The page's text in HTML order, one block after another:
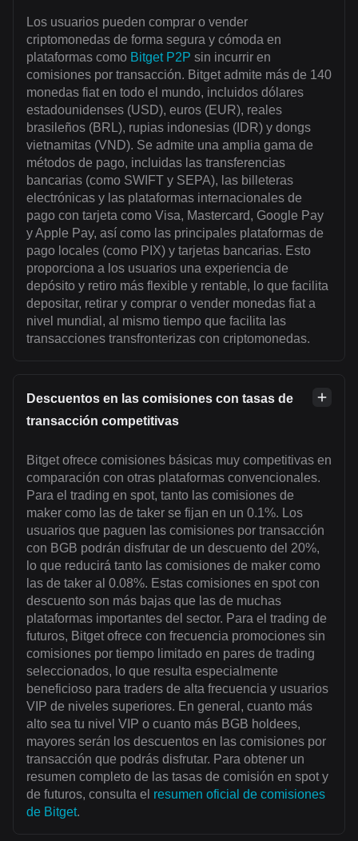
Los usuarios pueden comprar o vender
criptomonedas de forma segura y cómoda en
plataformas como Bitget P2P sin incurrir en
comisiones por transacción. Bitget admite más de 140
monedas fiat en todo el mundo, incluidos dólares
estadounidenses (USD), euros (EUR), reales
brasileños (BRL), rupias indonesias (IDR) y dongs
vietnamitas (VND). Se admite una amplia gama de
métodos de pago, incluidas las transferencias
bancarias (como SWIFT y SEPA), las billeteras
electrónicas y las plataformas internacionales de
pago con tarjeta como Visa, Mastercard, Google Pay
y Apple Pay, así como las principales plataformas de
pago locales (como PIX) y tarjetas bancarias. Esto
proporciona a los usuarios una experiencia de
depósito y retiro más flexible y rentable, lo que facilita
depositar, retirar y comprar o vender monedas fiat a
nivel mundial, al mismo tiempo que facilita las
transacciones transfronterizas con criptomonedas.
Descuentos en las comisiones con tasas de
transacción competitivas
Bitget ofrece comisiones básicas muy competitivas en
comparación con otras plataformas convencionales.
Para el trading en spot, tanto las comisiones de
maker como las de taker se fijan en un 0.1%. Los
usuarios que paguen las comisiones por transacción
con BGB podrán disfrutar de un descuento del 20%,
lo que reducirá tanto las comisiones de maker como
las de taker al 0.08%. Estas comisiones en spot con
descuento son más bajas que las de muchas
plataformas importantes del sector. Para el trading de
futuros, Bitget ofrece con frecuencia promociones sin
comisiones por tiempo limitado en pares de trading
seleccionados, lo que resulta especialmente
beneficioso para traders de alta frecuencia y usuarios
VIP de niveles superiores. En general, cuanto más
alto sea tu nivel VIP o cuanto más BGB holdees,
mayores serán los descuentos en las comisiones por
transacción que podrás disfrutar. Para obtener un
resumen completo de las tasas de comisión en spot y
de futuros, consulta el resumen oficial de comisiones
de Bitget.